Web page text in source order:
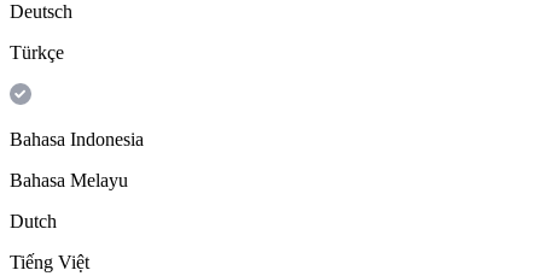
Deutsch
Türkçe
Bahasa Indonesia
Bahasa Melayu
Dutch
Tiếng Việt